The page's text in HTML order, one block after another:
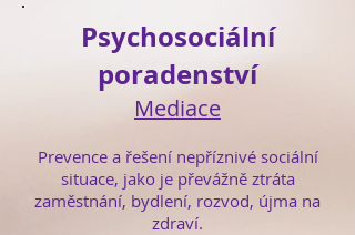
Psychosociální
poradenství
Mediace
Prevence a řešení nepříznivé sociální
situace, jako je převážně ztráta
zaměstnání, bydlení, rozvod, újma na
zdraví.